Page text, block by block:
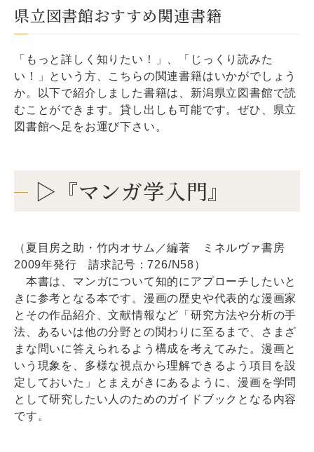
県立図書館おすすめ関連書籍
「もっと詳しく知りたい！」、「じっくり読みた
い！」という方、こちらの関連書籍はいかがでしょう
か。以下で紹介しました書籍は、新潟県立図書館で読
むことができます。貸し出しも可能です。ぜひ、県立
図書館へ足をお運び下さい。
▷『マンガ学入門』
（夏目房之助・竹内オサム／編著 ミネルヴァ書房
2009年発行 請求記号：726/N58）
本書は、マンガについて知的にアプローチしたいと
きに参考となる本です。漫画の歴史や代表的な漫画家
とその作品紹介、文献情報など「研究方法や分析の手
法、あるいは他の分野との関わりに至るまで、さまざ
まな問いに答えられるよう構成を考えてみた。漫画と
いう現象を、多様な視点から理解できるよう項目を設
定しておいた」とまえがきにあるように、漫画を学問
として研究したい人のためのガイドブックとなる内容
です。